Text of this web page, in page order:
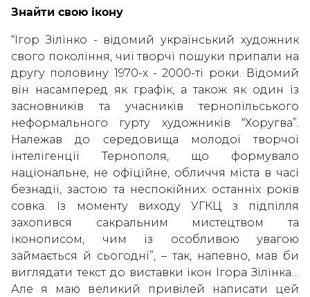
Знайти свою ікону
“Ігор Зілінко - відомий український художник
свого покоління, чиї творчі пошуки припали на
другу половину 1970-х - 2000-ті роки. Відомий
він насамперед як графік, а також як один із
засновників та учасників тернопільського
неформального гурту художників “Хоругва”.
Належав до середовища молодої творчої
інтелігенції Тернополя, що формувало
національне, не офіційне, обличчя міста в часі
безнадії, застою та неспокійних останніх років
совка. Із моменту виходу УГКЦ з підпілля
захопився сакральним мистецтвом та
іконописом, чим із особливою увагою
займається й сьогодні”, – так, напевно, мав би
виглядати текст до виставки ікон Ігора Зілінка…
Але я маю великий привілей написати цей